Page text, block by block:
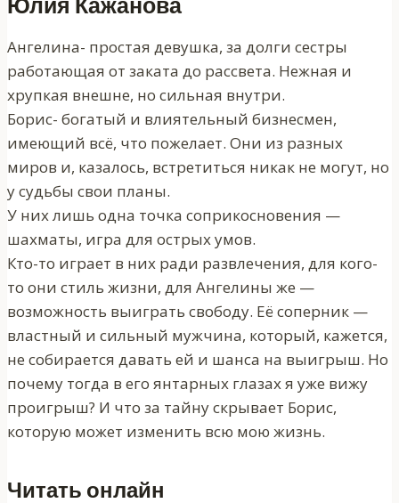
Юлия Кажанова
Ангелина- простая девушка, за долги сестры
работающая от заката до рассвета. Нежная и
хрупкая внешне, но сильная внутри.
Борис- богатый и влиятельный бизнесмен,
имеющий всё, что пожелает. Они из разных
миров и, казалось, встретиться никак не могут, но
у судьбы свои планы.
У них лишь одна точка соприкосновения —
шахматы, игра для острых умов.
Кто-то играет в них ради развлечения, для кого-
то они стиль жизни, для Ангелины же —
возможность выиграть свободу. Её соперник —
властный и сильный мужчина, который, кажется,
не собирается давать ей и шанса на выигрыш. Но
почему тогда в его янтарных глазах я уже вижу
проигрыш? И что за тайну скрывает Борис,
которую может изменить всю мою жизнь.
Читать онлайн